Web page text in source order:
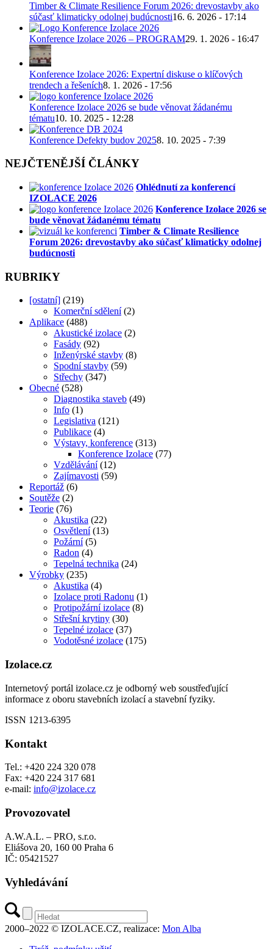
Timber & Climate Resilience Forum 2026: drevostavby ako
súčasť klimaticky odolnej budúcnosti16. 6. 2026 - 17:14
Konference Izolace 2026 – PROGRAM29. 1. 2026 - 16:47
Konference Izolace 2026: Expertní diskuse o klíčových
trendech a řešeních8. 1. 2026 - 17:56
Konference Izolace 2026 se bude věnovat žádanému
tématu10. 10. 2025 - 12:28
Konference Defekty budov 20258. 10. 2025 - 7:39
NEJČTENĚJŠÍ ČLÁNKY
Ohlédnutí za konferencí
IZOLACE 2026
Konference Izolace 2026 se
bude věnovat žádanému tématu
Timber & Climate Resilience
Forum 2026: drevostavby ako súčasť klimaticky odolnej
budúcnosti
RUBRIKY
[ostatní] (219)
Komerční sdělení (2)
Aplikace (488)
Akustické izolace (2)
Fasády (92)
Inženýrské stavby (8)
Spodní stavby (59)
Střechy (347)
Obecné (528)
Diagnostika staveb (49)
Info (1)
Legislativa (121)
Publikace (4)
Výstavy, konference (313)
Konference Izolace (77)
Vzdělávání (12)
Zajímavosti (59)
Reportáž (6)
Soutěže (2)
Teorie (76)
Akustika (22)
Osvětlení (13)
Požární (5)
Radon (4)
Tepelná technika (24)
Výrobky (235)
Akustika (4)
Izolace proti Radonu (1)
Protipožární izolace (8)
Střešní krytiny (30)
Tepelné izolace (37)
Vodotěsné izolace (175)
Izolace.cz
Internetový portál izolace.cz je odborný web soustřeďující
informace z oboru stavebních izolací a stavební fyziky.
ISSN 1213-6395
Kontakt
Tel.: +420 224 320 078
Fax: +420 224 317 681
e-mail: info@izolace.cz
Provozovatel
A.W.A.L. – PRO, s.r.o.
Eliášova 20, 160 00 Praha 6
IČ: 05421527
Vyhledávání
2000–2022 © IZOLACE.CZ, realizace: Mon Alba